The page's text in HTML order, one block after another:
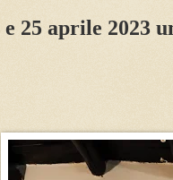
25 aprile 2023